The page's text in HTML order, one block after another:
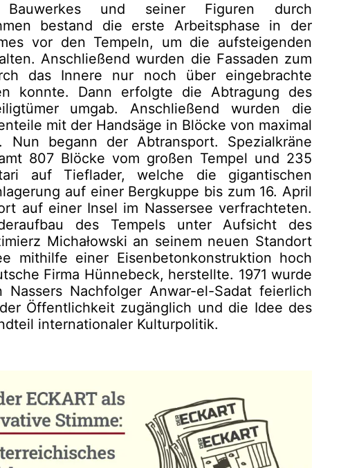
und seiner Figuren durch
bestand die erste Arbeitsphase in der
vor den Tempeln, um die aufsteigenden
Anschließend wurden die Fassaden zum
das Innere nur noch über eingebrachte
konnte. Dann erfolgte die Abtragung des
umgab. Anschließend wurden die
mit der Handsäge in Blöcke von maximal
begann der Abtransport. Spezialkräne
807 Blöcke vom großen Tempel und 235
auf Tieflader, welche die gigantischen
auf einer Bergkuppe bis zum 16. April
auf einer Insel im Nassersee verfrachteten.
des Tempels unter Aufsicht des
Michałowski an seinem neuen Standort
mithilfe einer Eisenbetonkonstruktion hoch
Firma Hünnebeck, herstellte. 1971 wurde
Nachfolger Anwar-el-Sadat feierlich
Öffentlichkeit zugänglich und die Idee des
internationaler Kulturpolitik.